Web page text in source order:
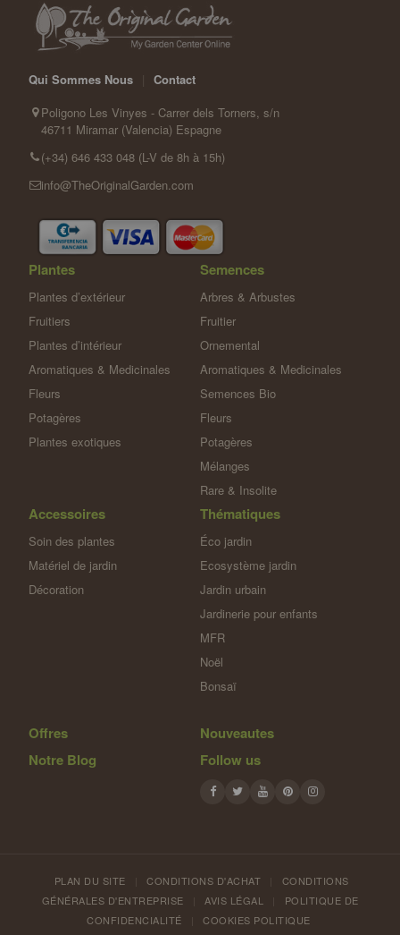
Qui Sommes Nous
Contact
Poligono Les Vinyes - Carrer dels Torners, s/n
46711 Miramar (Valencia) Espagne
(+34) 646 433 048 (L-V de 8h à 15h)
info@TheOriginalGarden.com
Plantes
Plantes d’extérieur
Fruitiers
Plantes d’intérieur
Aromatiques & Medicinales
Fleurs
Potagères
Plantes exotiques
Semences
Arbres & Arbustes
Fruitier
Ornemental
Aromatiques & Medicinales
Semences Bio
Fleurs
Potagères
Mélanges
Rare & Insolite
Accessoires
Soin des plantes
Matériel de jardin
Décoration
Thématiques
Éco jardin
Ecosystème jardin
Jardin urbain
Jardinerie pour enfants
MFR
Noël
Bonsaï
Offres
Nouveautes
Notre Blog
Follow us
PLAN DU SITE CONDITIONS D'ACHAT
CONDITIONS
GÉNÉRALES D'ENTREPRISE
AVIS LÉGAL
POLITIQUE DE
CONFIDENCIALITÉ
COOKIES POLITIQUE